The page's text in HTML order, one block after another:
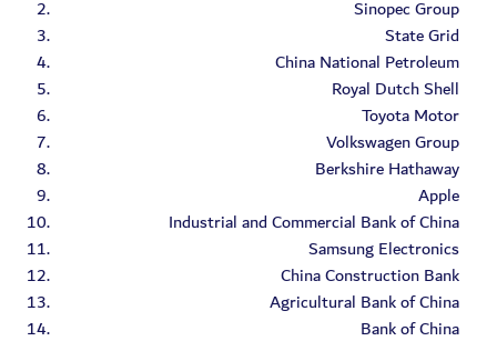
Sinopec Group
State Grid
China National Petroleum
Royal Dutch Shell
Toyota Motor
Volkswagen Group
Berkshire Hathaway
Apple
Industrial and Commercial Bank of China
Samsung Electronics
China Construction Bank
Agricultural Bank of China
Bank of China